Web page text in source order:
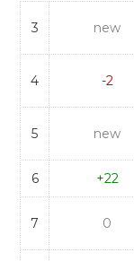
3 new
4 -2
5 new
6 +22
7 0